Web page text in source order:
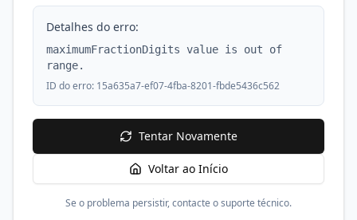
Detalhes do erro:
maximumFractionDigits value is out of
range.
ID do erro: 15a635a7-ef07-4fba-8201-fbde5436c562
Tentar Novamente
Voltar ao Início
Se o problema persistir, contacte o suporte técnico.